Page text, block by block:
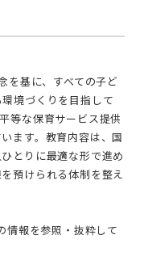
境づくりを目指して
等な保育サービス提供
ます。教育内容は、国
とりに最適な形で進め
預けられる体制を整え
報を参照・抜粋して